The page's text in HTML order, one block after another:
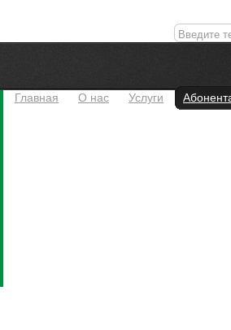
Главная О нас Услуги